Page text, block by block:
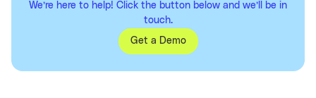
We’re here to help! Click the button below and we’ll be in
touch.
Get a Demo